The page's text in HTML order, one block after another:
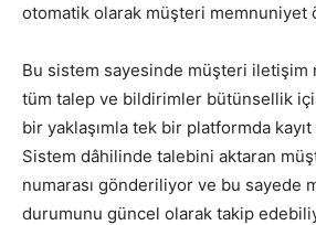
otomatik olarak müşteri memnuniyet
Bu sistem sayesinde müşteri iletişim
tüm talep ve bildirimler bütünsellik
bir yaklaşımla tek bir platformda kayıt
Sistem dâhilinde talebini aktaran
numarası gönderiliyor ve bu sayede
durumunu güncel olarak takip